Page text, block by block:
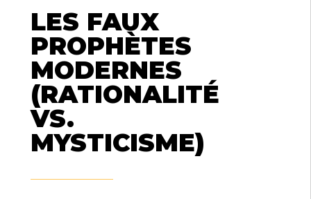
LES FAUX
PROPHÈTES
MODERNES
(RATIONALITÉ
VS.
MYSTICISME)